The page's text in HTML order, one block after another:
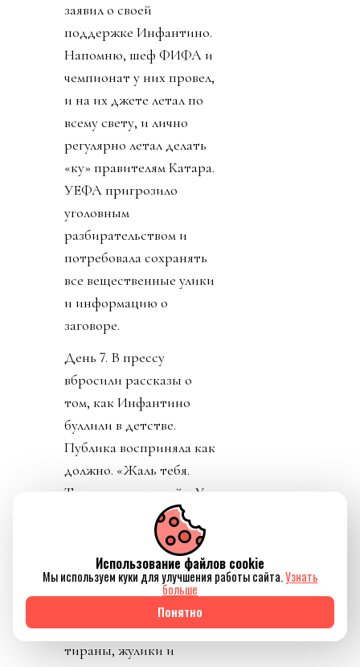
заявил о своей
поддержке Инфантино.
Напомню, шеф ФИФА и
чемпионат у них провел,
и на их джете летал по
всему свету, и лично
регулярно летал делать
«ку» правителям Катара.
УЕФА пригрозило
уголовным
разбирательством и
потребовала сохранять
все вещественные улики
и информацию о
заговоре.
День 7. В прессу
вбросили рассказы о
том, как Инфантино
буллили в детстве.
Публика восприняла как
должно. «Жаль тебя.
Теперь проваливай». У
тирана не только не
получилось разыграть
карту жертвы, но и
обнажило тотальный
отрыв диктатора от
реальности. Воистину,
тираны, жулики и
Использование файлов cookie
Мы используем куки для улучшения работы сайта.Узнать
больше
Понятно